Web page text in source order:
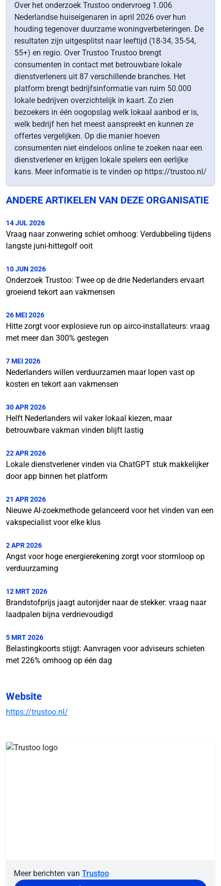
Over het onderzoek Trustoo ondervroeg 1.006
Nederlandse huiseigenaren in april 2026 over hun
houding tegenover duurzame woningverbeteringen. De
resultaten zijn uitgesplitst naar leeftijd (18-34, 35-54,
55+) en regio. Over Trustoo Trustoo brengt
consumenten in contact met betrouwbare lokale
dienstverleners uit 87 verschillende branches. Het
platform brengt bedrijfsinformatie van ruim 50.000
lokale bedrijven overzichtelijk in kaart. Zo zien
bezoekers in één oogopslag welk lokaal aanbod er is,
welk bedrijf hen het meest aanspreekt en kunnen ze
offertes vergelijken. Op die manier hoeven
consumenten niet eindeloos online te zoeken naar een
dienstverlener en krijgen lokale spelers een eerlijke
kans. Meer informatie is te vinden op https://trustoo.nl/
ANDERE ARTIKELEN VAN DEZE ORGANISATIE
14 JUL 2026
Vraag naar zonwering schiet omhoog: Verdubbeling tijdens
langste juni-hittegolf ooit
10 JUN 2026
Onderzoek Trustoo: Twee op de drie Nederlanders ervaart
groeiend tekort aan vakmensen
26 MEI 2026
Hitte zorgt voor explosieve run op airco-installateurs: vraag
met meer dan 300% gestegen
7 MEI 2026
Nederlanders willen verduurzamen maar lopen vast op
kosten en tekort aan vakmensen
30 APR 2026
Helft Nederlanders wil vaker lokaal kiezen, maar
betrouwbare vakman vinden blijft lastig
22 APR 2026
Lokale dienstverlener vinden via ChatGPT stuk makkelijker
door app binnen het platform
21 APR 2026
Nieuwe AI-zoekmethode gelanceerd voor het vinden van een
vakspecialist voor elke klus
2 APR 2026
Angst voor hoge energierekening zorgt voor stormloop op
verduurzaming
12 MRT 2026
Brandstofprijs jaagt autorijder naar de stekker: vraag naar
laadpalen bijna verdrievoudigd
5 MRT 2026
Belastingkoorts stijgt: Aanvragen voor adviseurs schieten
met 226% omhoog op één dag
Website
https://trustoo.nl/
Meer berichten van Trustoo